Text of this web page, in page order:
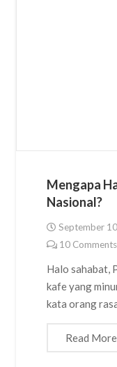
Mengapa
Nasional?
September
10 Comments
Halo sahabat,
kafe yang
kata orang
Read More